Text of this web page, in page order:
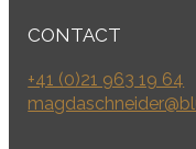
CONTACT
+41 (0)21 963 19 64